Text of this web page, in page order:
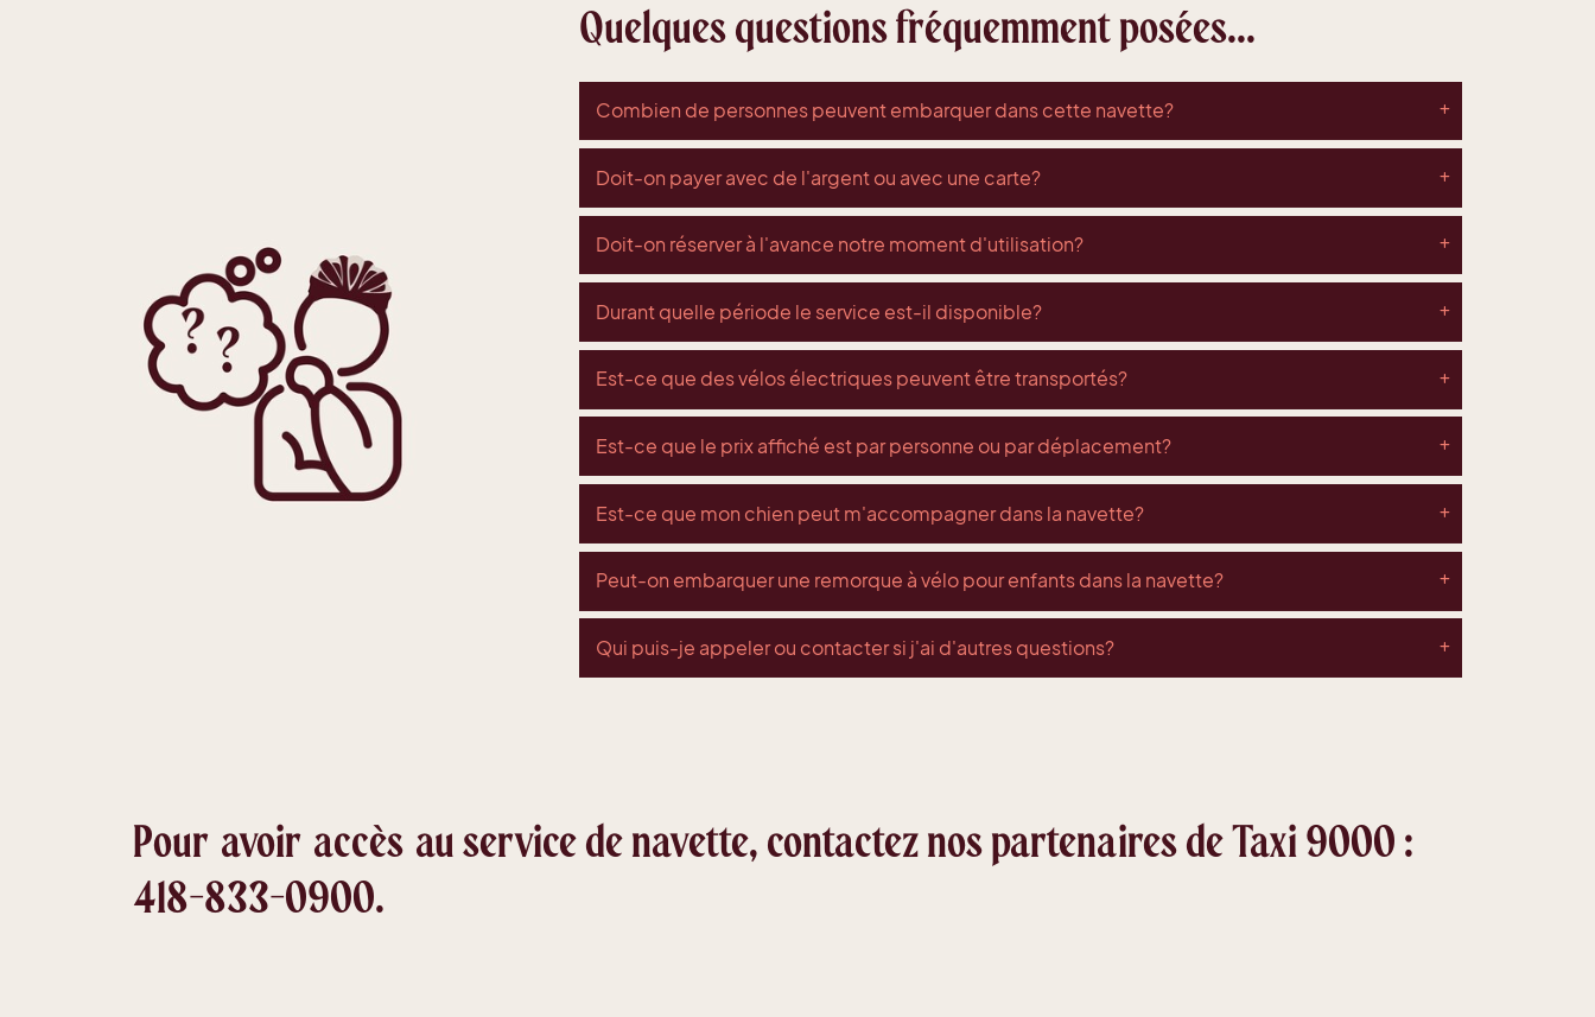
Pour avoir accès au service de navette, contactez nos partenaires de Taxi 9000 :
418-833-0900.
Quelques questions fréquemment posées...
Combien de personnes peuvent embarquer dans cette navette?
Doit-on payer avec de l'argent ou avec une carte?
Doit-on réserver à l'avance notre moment d'utilisation?
Durant quelle période le service est-il disponible?
Est-ce que des vélos électriques peuvent être transportés?
Est-ce que le prix affiché est par personne ou par déplacement?
Est-ce que mon chien peut m'accompagner dans la navette?
Peut-on embarquer une remorque à vélo pour enfants dans la navette?
Qui puis-je appeler ou contacter si j'ai d'autres questions?